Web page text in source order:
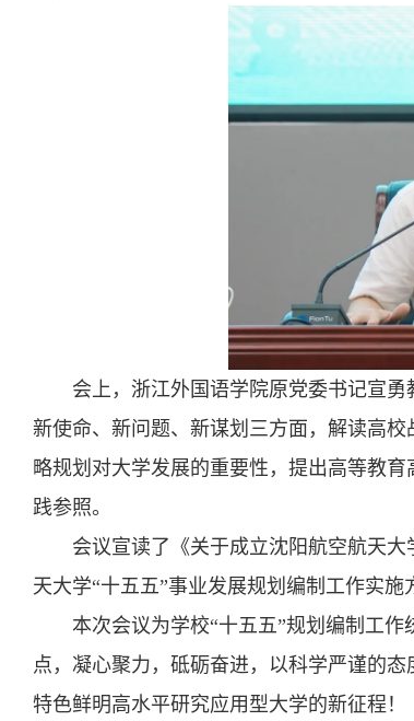
会上，浙江外国语学院原党委书记宣
新使命、新问题、新谋划三方面，解读高
略规划对大学发展的重要性，提出高等教
践参照。
会议宣读了《关于成立沈阳航空航天
天大学“十五五”事业发展规划编制工作实施
本次会议为学校“十五五”规划编制工
点，凝心聚力，砥砺奋进，以科学严谨的
特色鲜明高水平研究应用型大学的新征程！